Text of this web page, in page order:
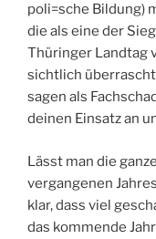
poli=sche Bildung)
die als eine der
Thüringer Landtag
sichtlich
sagen als
deinen Einsatz an
Lässt man die
vergangenen
klar, dass viel
das kommende